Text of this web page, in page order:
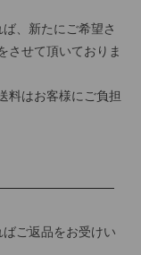
、新たにご希望さ
させて頂いておりま
料はお客様にご負担
ご返品をお受けい